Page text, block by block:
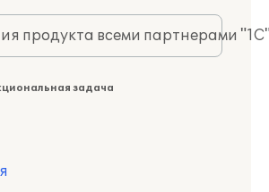
продукта всеми партнерами
задача